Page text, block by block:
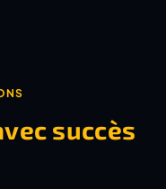
succès